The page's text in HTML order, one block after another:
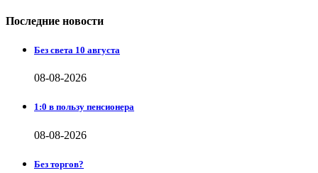
Последние новости
Без света 10 августа
08-08-2026
1:0 в пользу пенсионера
08-08-2026
Без торгов?